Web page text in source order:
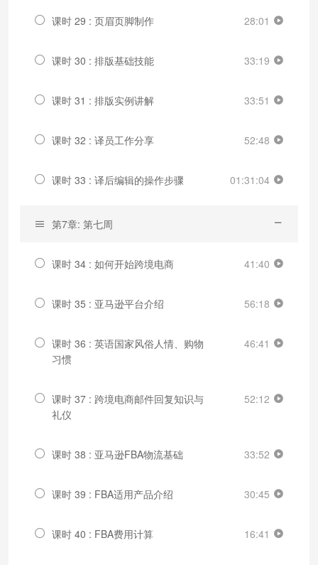
课时 29 : 页眉页脚制作 28:01
课时 30 : 排版基础技能 33:19
课时 31 : 排版实例讲解 33:51
课时 32 : 译员工作分享 52:48
课时 33 : 译后编辑的操作步骤 01:31:04
第7章: 第七周
课时 34 : 如何开始跨境电商 41:40
课时 35 : 亚马逊平台介绍 56:18
课时 36 : 英语国家风俗人情、购物
习惯
46:41
课时 37 : 跨境电商邮件回复知识与
礼仪
52:12
课时 38 : 亚马逊FBA物流基础 33:52
课时 39 : FBA适用产品介绍 30:45
课时 40 : FBA费用计算 16:41